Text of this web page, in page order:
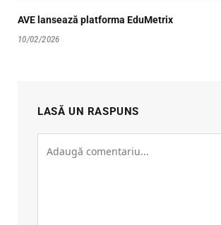
AVE lansează platforma EduMetrix
10/02/2026
LASĂ UN RASPUNS